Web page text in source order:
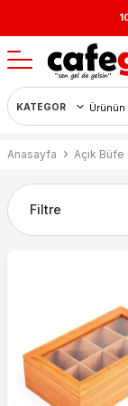
Anasayfa Açık Büfe
Filtre